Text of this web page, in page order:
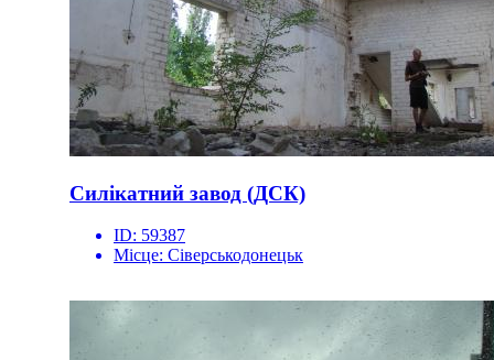
Силікатний завод (ДСК)
ID: 59387
Місце: Сіверськодонецьк